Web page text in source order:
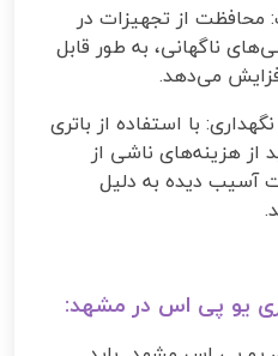
محافظت از تجهیزات در
ناگهانی، به طور قابل
می‌دهد.
با استفاده از باتری
هزینه‌های ناشی از
آسیب دیده به دلیل
یو پی اس در مشهد: